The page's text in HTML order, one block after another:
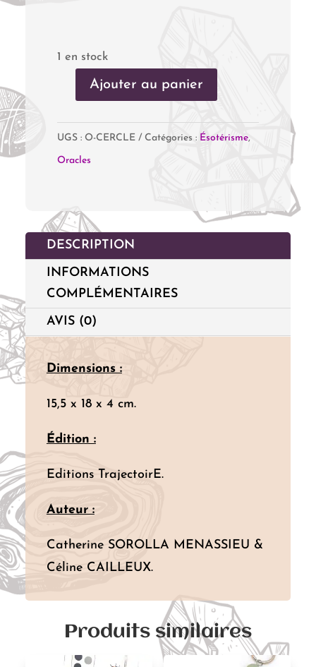
1 en stock
quantité
L'oracle
du
Ajouter au panier
UGS : O-CERCLE Catégories : Ésotérisme,
Oracles
DESCRIPTION
INFORMATIONS
COMPLÉMENTAIRES
AVIS (0)
Dimensions :
15,5 x 18 x 4 cm.
Édition :
Editions TrajectoirE.
Auteur :
Catherine SOROLLA MENASSIEU &
Céline CAILLEUX.
Produits similaires